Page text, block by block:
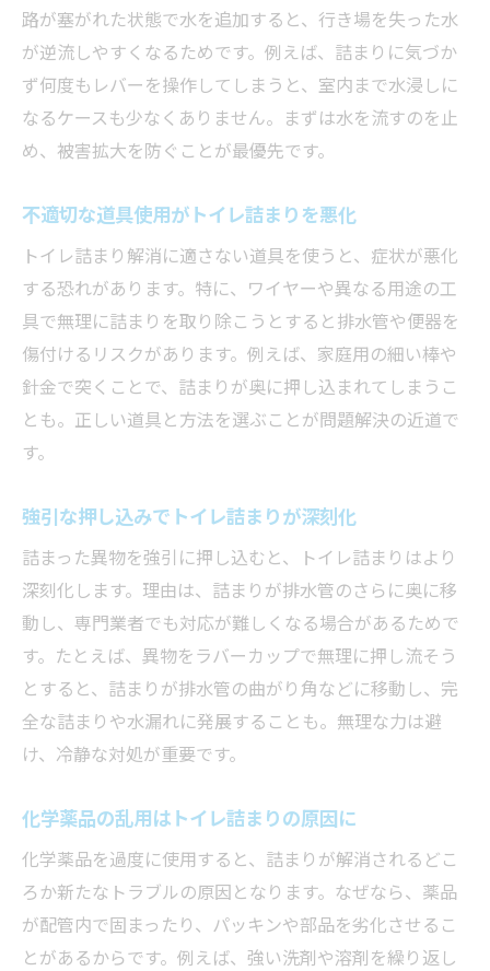
路が塞がれた状態で水を追加すると、行き場を失った水
が逆流しやすくなるためです。例えば、詰まりに気づか
ず何度もレバーを操作してしまうと、室内まで水浸しに
なるケースも少なくありません。まずは水を流すのを止
め、被害拡大を防ぐことが最優先です。
不適切な道具使用がトイレ詰まりを悪化
トイレ詰まり解消に適さない道具を使うと、症状が悪化
する恐れがあります。特に、ワイヤーや異なる用途の工
具で無理に詰まりを取り除こうとすると排水管や便器を
傷付けるリスクがあります。例えば、家庭用の細い棒や
針金で突くことで、詰まりが奥に押し込まれてしまうこ
とも。正しい道具と方法を選ぶことが問題解決の近道で
す。
強引な押し込みでトイレ詰まりが深刻化
詰まった異物を強引に押し込むと、トイレ詰まりはより
深刻化します。理由は、詰まりが排水管のさらに奥に移
動し、専門業者でも対応が難しくなる場合があるためで
す。たとえば、異物をラバーカップで無理に押し流そう
とすると、詰まりが排水管の曲がり角などに移動し、完
全な詰まりや水漏れに発展することも。無理な力は避
け、冷静な対処が重要です。
化学薬品の乱用はトイレ詰まりの原因に
化学薬品を過度に使用すると、詰まりが解消されるどこ
ろか新たなトラブルの原因となります。なぜなら、薬品
が配管内で固まったり、パッキンや部品を劣化させるこ
とがあるからです。例えば、強い洗剤や溶剤を繰り返し